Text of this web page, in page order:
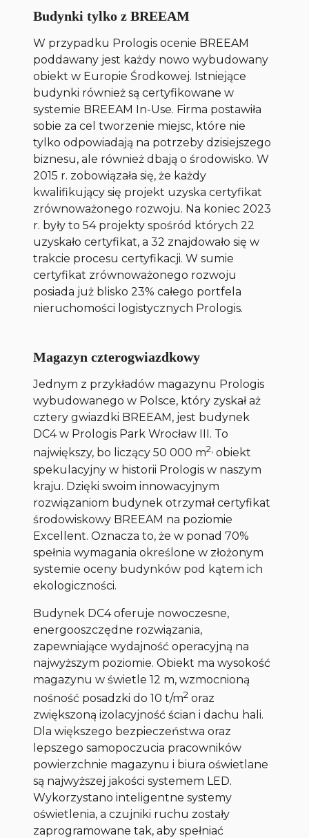
Budynki tylko z BREEAM
W przypadku Prologis ocenie BREEAM
poddawany jest każdy nowo wybudowany
obiekt w Europie Środkowej. Istniejące
budynki również są certyfikowane w
systemie BREEAM In-Use. Firma postawiła
sobie za cel tworzenie miejsc, które nie
tylko odpowiadają na potrzeby dzisiejszego
biznesu, ale również dbają o środowisko. W
2015 r. zobowiązała się, że każdy
kwalifikujący się projekt uzyska certyfikat
zrównoważonego rozwoju. Na koniec 2023
r. były to 54 projekty spośród których 22
uzyskało certyfikat, a 32 znajdowało się w
trakcie procesu certyfikacji. W sumie
certyfikat zrównoważonego rozwoju
posiada już blisko 23% całego portfela
nieruchomości logistycznych Prologis.
Magazyn czterogwiazdkowy
Jednym z przykładów magazynu Prologis
wybudowanego w Polsce, który zyskał aż
cztery gwiazdki BREEAM, jest budynek
DC4 w Prologis Park Wrocław III. To
największy, bo liczący 50 000 m2, obiekt
spekulacyjny w historii Prologis w naszym
kraju. Dzięki swoim innowacyjnym
rozwiązaniom budynek otrzymał certyfikat
środowiskowy BREEAM na poziomie
Excellent. Oznacza to, że w ponad 70%
spełnia wymagania określone w złożonym
systemie oceny budynków pod kątem ich
ekologiczności.
Budynek DC4 oferuje nowoczesne,
energooszczędne rozwiązania,
zapewniające wydajność operacyjną na
najwyższym poziomie. Obiekt ma wysokość
magazynu w świetle 12 m, wzmocnioną
nośność posadzki do 10 t/m2 oraz
zwiększoną izolacyjność ścian i dachu hali.
Dla większego bezpieczeństwa oraz
lepszego samopoczucia pracowników
powierzchnie magazynu i biura oświetlane
są najwyższej jakości systemem LED.
Wykorzystano inteligentne systemy
oświetlenia, a czujniki ruchu zostały
zaprogramowane tak, aby spełniać